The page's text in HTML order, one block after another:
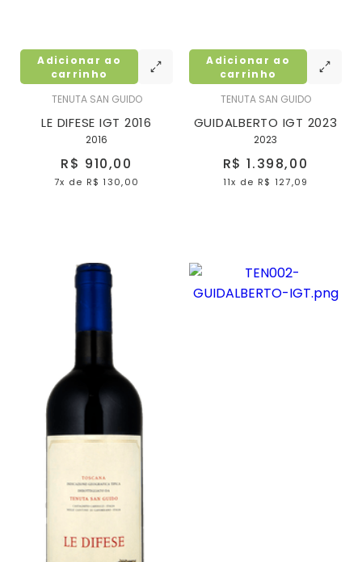
TENUTA SAN GUIDO
LE DIFESE IGT 2016
2016
R$ 910,00
7x de R$ 130,00
Adicionar ao
carrinho
TENUTA SAN GUIDO
GUIDALBERTO IGT 2023
2023
R$ 1.398,00
11x de R$ 127,09
Adicionar ao
carrinho